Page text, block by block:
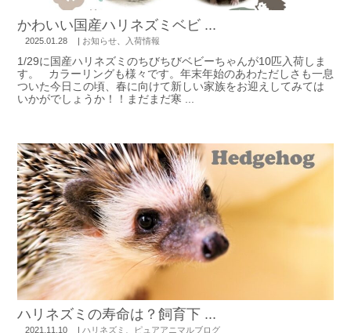
かわいい国産ハリネズミベビ ...
2025.01.28 | お知らせ 入荷情報
1/29に国産ハリネズミのちびちびベビーちゃんが10匹入荷しま
す。 カラーリングも様々です。年末年始のあわただしさも一息
ついた今日この頃、春に向けて新しい家族をお迎えしてみては
いかがでしょうか！！まだまだ寒 ...
ハリネズミの寿命は？飼育下 ...
2021.11.10 ハリネズミ ピュアアニマルブログ